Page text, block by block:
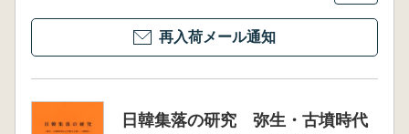
再入荷メール通知
日韓集落の研究 弥生・古墳時代